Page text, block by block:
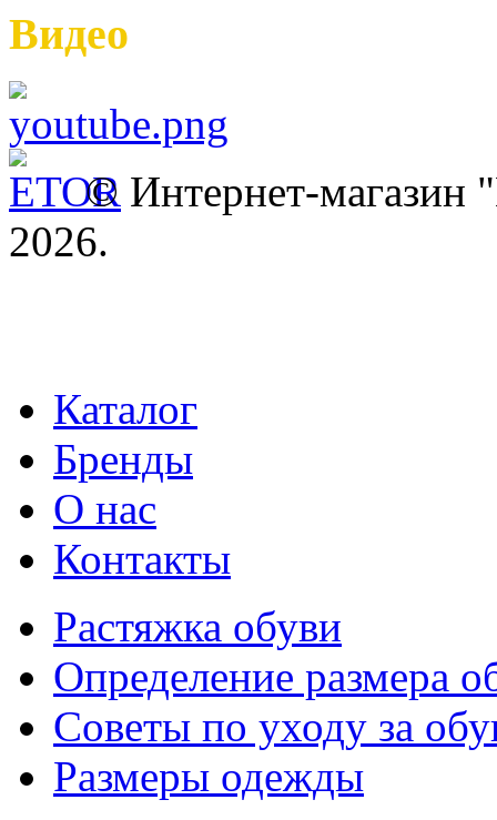
Видео
© Интернет-
2026.
Каталог
Бренды
О нас
Контакты
Растяжка обуви
Определение размера
Советы по уходу за
Размеры одежды